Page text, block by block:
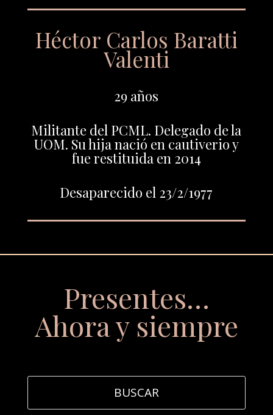
Héctor Carlos Baratti
Valenti
29 años
Militante del PCML. Delegado de la
UOM. Su hija nació en cautiverio y
fue restituida en 2014
Desaparecido el 23/2/1977
Presentes…
Ahora y siempre